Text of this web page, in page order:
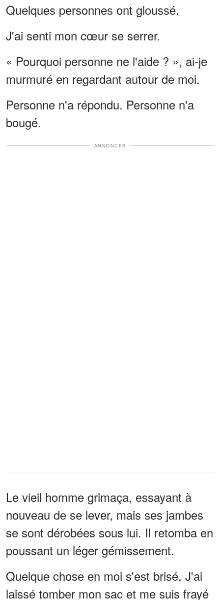
Quelques personnes ont gloussé.
J'ai senti mon cœur se serrer.
« Pourquoi personne ne l'aide ? », ai-je
murmuré en regardant autour de moi.
Personne n'a répondu. Personne n'a
bougé.
ANNONCES
Le vieil homme grimaça, essayant à
nouveau de se lever, mais ses jambes
se sont dérobées sous lui. Il retomba en
poussant un léger gémissement.
Quelque chose en moi s'est brisé. J'ai
laissé tomber mon sac et me suis frayé